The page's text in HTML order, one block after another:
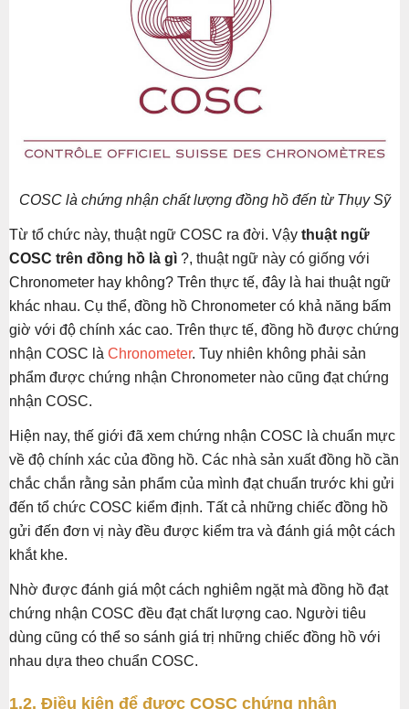
COSC là chứng nhận chất lượng đồng hồ đến từ Thụy Sỹ
Từ tổ chức này, thuật ngữ COSC ra đời. Vậy thuật ngữ
COSC trên đồng hồ là gì ?, thuật ngữ này có giống với
Chronometer hay không? Trên thực tế, đây là hai thuật ngữ
khác nhau. Cụ thể, đồng hồ Chronometer có khả năng bấm
giờ với độ chính xác cao. Trên thực tế, đồng hồ được chứng
nhận COSC là Chronometer. Tuy nhiên không phải sản
phẩm được chứng nhận Chronometer nào cũng đạt chứng
nhận COSC.
Hiện nay, thế giới đã xem chứng nhận COSC là chuẩn mực
về độ chính xác của đồng hồ. Các nhà sản xuất đồng hồ cần
chắc chắn rằng sản phẩm của mình đạt chuẩn trước khi gửi
đến tổ chức COSC kiểm định. Tất cả những chiếc đồng hồ
gửi đến đơn vị này đều được kiểm tra và đánh giá một cách
khắt khe.
Nhờ được đánh giá một cách nghiêm ngặt mà đồng hồ đạt
chứng nhận COSC đều đạt chất lượng cao. Người tiêu
dùng cũng có thể so sánh giá trị những chiếc đồng hồ với
nhau dựa theo chuẩn COSC.
1.2. Điều kiện để được COSC chứng nhận